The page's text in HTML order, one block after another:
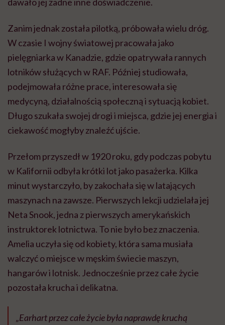
Zanim jednak została pilotką, próbowała wielu dróg.
W czasie I wojny światowej pracowała jako
pielęgniarka w Kanadzie, gdzie opatrywała rannych
lotników służących w RAF. Później studiowała,
podejmowała różne prace, interesowała się
medycyną, działalnością społeczną i sytuacją kobiet.
Długo szukała swojej drogi i miejsca, gdzie jej energia i
ciekawość mogłyby znaleźć ujście.
Przełom przyszedł w 1920 roku, gdy podczas pobytu
w Kalifornii odbyła krótki lot jako pasażerka. Kilka
minut wystarczyło, by zakochała się w latających
maszynach na zawsze. Pierwszych lekcji udzielała jej
Neta Snook, jedna z pierwszych amerykańskich
instruktorek lotnictwa. To nie było bez znaczenia.
Amelia uczyła się od kobiety, która sama musiała
walczyć o miejsce w męskim świecie maszyn,
hangarów i lotnisk. Jednocześnie przez całe życie
pozostała krucha i delikatna.
„Earhart przez całe życie była naprawdę kruchą